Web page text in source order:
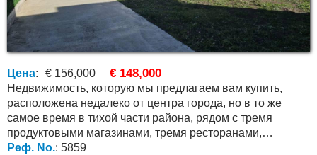
Цена: € 156,000 € 148,000
Недвижимость, которую мы предлагаем вам купить,
расположена недалеко от центра города, но в то же
самое время в тихой части района, рядом с тремя
продуктовыми магазинами, тремя ресторанами,
автобусной...
Реф. No.: 5859